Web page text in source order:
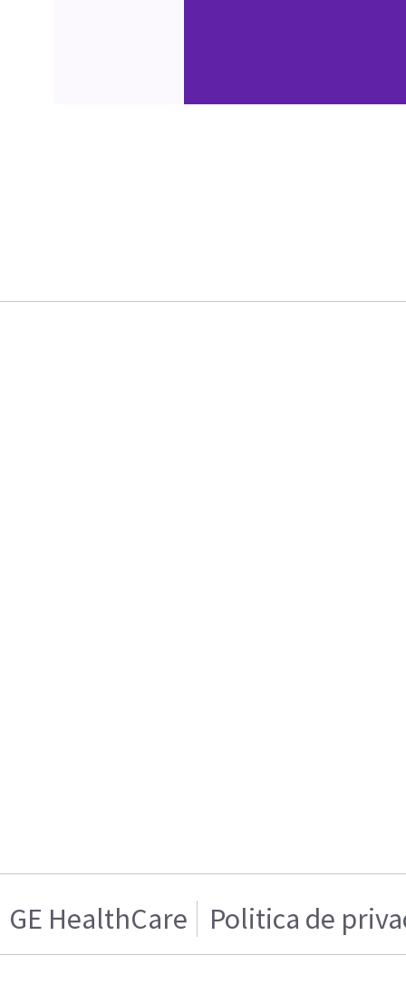
GE HealthCare Politica de